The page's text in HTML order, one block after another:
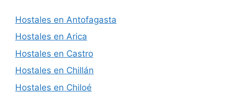
Hostales en Antofagasta
Hostales en Arica
Hostales en Castro
Hostales en Chillán
Hostales en Chiloé